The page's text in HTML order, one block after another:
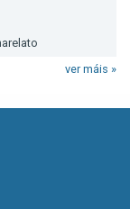
ver máis »